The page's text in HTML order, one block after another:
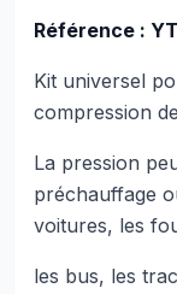
Référence :
Kit universel
compression
La pression
préchauffage
voitures, les
les bus, les